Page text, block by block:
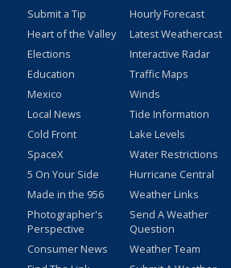
Submit a Tip
Heart of the Valley
Elections
Education
Mexico
Local News
Cold Front
SpaceX
5 On Your Side
Made in the 956
Photographer's
Perspective
Consumer News
Hourly Forecast
Latest Weathercast
Interactive Radar
Traffic Maps
Winds
Tide Information
Lake Levels
Water Restrictions
Hurricane Central
Weather Links
Send A Weather
Question
Weather Team